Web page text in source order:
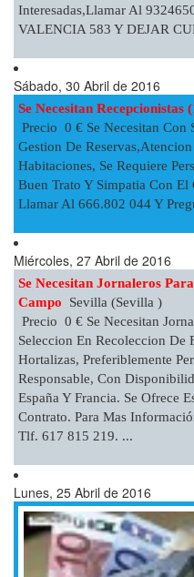
Interesadas,llamar Al
VALENCIA 583 Y DEJAR
Sábado, 30 Abril de 2016
Se Necesitan Recepcionistas
Precio 0 € Se Necesitan Con
Gestion De
Habitaciones, Se Requiere
Buen Trato Y Simpatia Con El
Llamar Al 666.802 044 Y
Miércoles, 27 Abril de 2016
Se Necesitan Jornaleros
Campo Sevilla (Sevilla )
Precio 0 € Se Necesitan
Seleccion En Recoleccion De
Hortalizas, Preferiblemente
Responsable, Con
España Y Francia. Se Ofrece
Contrato. Para Mas
Tlf. 617 815 219. ...
Lunes, 25 Abril de 2016